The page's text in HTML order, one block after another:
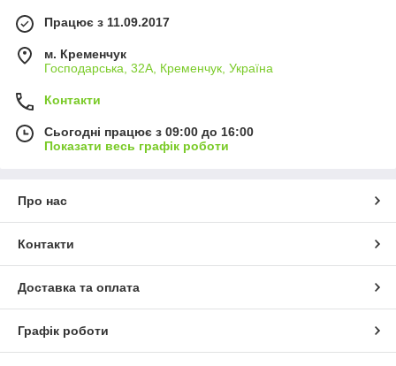
Працює з 11.09.2017
м. Кременчук
Господарська, 32А, Кременчук, Україна
Контакти
Сьогодні працює з 09:00 до 16:00
Показати весь графік роботи
Про нас
Контакти
Доставка та оплата
Графік роботи